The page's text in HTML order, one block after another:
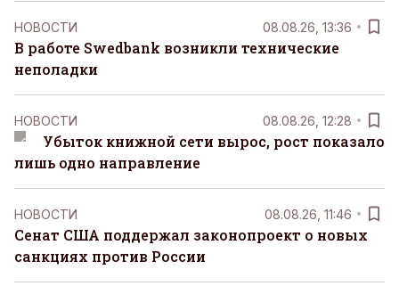
НОВОСТИ 08.08.26, 13:36
В работе Swedbank возникли технические
неполадки
НОВОСТИ 08.08.26, 12:28
Убыток книжной сети вырос, рост показало
лишь одно направление
НОВОСТИ 08.08.26, 11:46
Сенат США поддержал законопроект о новых
санкциях против России